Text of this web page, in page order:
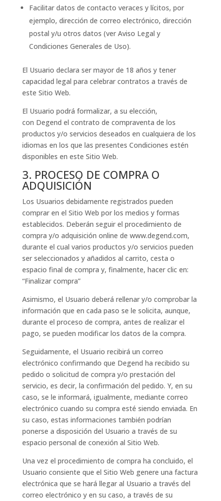
Facilitar datos de contacto veraces y lícitos, por
ejemplo, dirección de correo electrónico, dirección
postal y/u otros datos (ver Aviso Legal y
Condiciones Generales de Uso).
El Usuario declara ser mayor de 18 años y tener
capacidad legal para celebrar contratos a través de
este Sitio Web.
El Usuario podrá formalizar, a su elección,
con Degend el contrato de compraventa de los
productos y/o servicios deseados en cualquiera de los
idiomas en los que las presentes Condiciones estén
disponibles en este Sitio Web.
3. PROCESO DE COMPRA O
ADQUISICIÓN
Los Usuarios debidamente registrados pueden
comprar en el Sitio Web por los medios y formas
establecidos. Deberán seguir el procedimiento de
compra y/o adquisición online de www.degend.com,
durante el cual varios productos y/o servicios pueden
ser seleccionados y añadidos al carrito, cesta o
espacio final de compra y, finalmente, hacer clic en:
“Finalizar compra”
Asimismo, el Usuario deberá rellenar y/o comprobar la
información que en cada paso se le solicita, aunque,
durante el proceso de compra, antes de realizar el
pago, se pueden modificar los datos de la compra.
Seguidamente, el Usuario recibirá un correo
electrónico confirmando que Degend ha recibido su
pedido o solicitud de compra y/o prestación del
servicio, es decir, la confirmación del pedido. Y, en su
caso, se le informará, igualmente, mediante correo
electrónico cuando su compra esté siendo enviada. En
su caso, estas informaciones también podrían
ponerse a disposición del Usuario a través de su
espacio personal de conexión al Sitio Web.
Una vez el procedimiento de compra ha concluido, el
Usuario consiente que el Sitio Web genere una factura
electrónica que se hará llegar al Usuario a través del
correo electrónico y en su caso, a través de su